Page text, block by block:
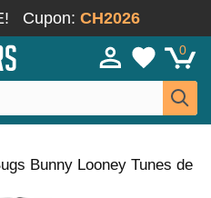
Cupon: CH2026
0
Bunny Looney Tunes de